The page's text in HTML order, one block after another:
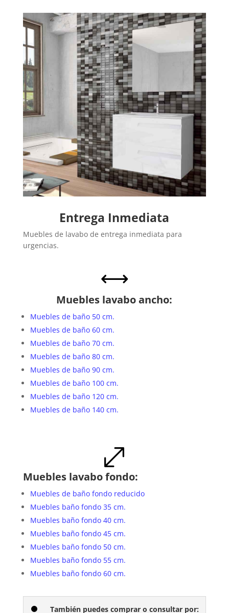
Entrega Inmediata
Muebles de lavabo de entrega inmediata para
urgencias.
,
Muebles lavabo ancho:
Muebles de baño 50 cm.
Muebles de baño 60 cm.
Muebles de baño 70 cm.
Muebles de baño 80 cm.
Muebles de baño 90 cm.
Muebles de baño 100 cm.
Muebles de baño 120 cm.
Muebles de baño 140 cm.
.
Muebles lavabo fondo:
Muebles de baño fondo reducido
Muebles baño fondo 35 cm.
Muebles baño fondo 40 cm.
Muebles baño fondo 45 cm.
Muebles baño fondo 50 cm.
Muebles baño fondo 55 cm.
Muebles baño fondo 60 cm.
También puedes comprar o consultar por: